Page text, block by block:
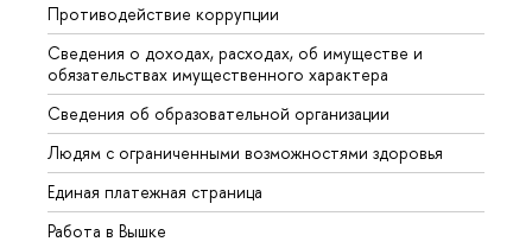
Противодействие коррупции
Сведения о доходах, расходах, об имуществе и
обязательствах имущественного характера
Сведения об образовательной организации
Людям с ограниченными возможностями здоровья
Единая платежная страница
Работа в Вышке